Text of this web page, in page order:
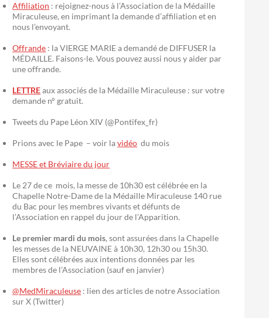
Affiliation : rejoignez-nous à l’Association de la Médaille
Miraculeuse, en imprimant la demande d’affiliation et en
nous l’envoyant.
Offrande : la VIERGE MARIE a demandé de DIFFUSER la
MÉDAILLE. Faisons-le. Vous pouvez aussi nous y aider par
une offrande.
LETTREaux associés de la Médaille Miraculeuse : sur votre
demande n° gratuit.
Tweets du Pape Léon XIV (@Pontifex_fr)
Prions avec le Pape – voir lavidéo du mois
MESSE et Bréviaire du jour
Le 27 de ce mois, la messe de 10h30 est célébrée en la
Chapelle Notre-Dame de la Médaille Miraculeuse 140 rue
du Bac pour les membres vivants et défunts de
l’Association en rappel du jour de l’Apparition.
Le premier mardi du mois, sont assurées dans la Chapelle
les messes de la NEUVAINE à 10h30, 12h30 ou 15h30.
Elles sont célébrées aux intentions données par les
membres de l’Association (sauf en janvier)
@MedMiraculeuse : lien des articles de notre Association
sur X (Twitter)